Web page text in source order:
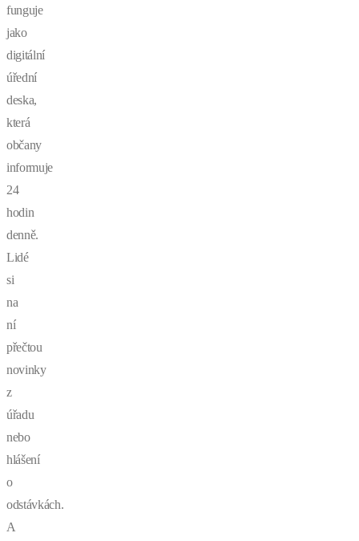
funguje
jako
digitální
úřední
deska,
která
občany
informuje
24
hodin
denně.
Lidé
si
na
ní
přečtou
novinky
z
úřadu
nebo
hlášení
o
odstávkách.
A